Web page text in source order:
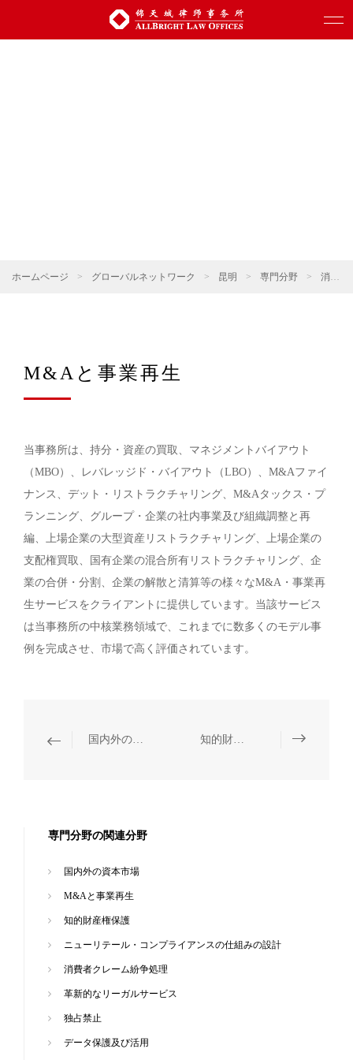
ホームページ > グローバルネットワーク > 昆明 > 専門分野 > 消費・小売
M&Aと事業再生
当事務所は、持分・資産の買取、マネジメントバイアウト
（MBO）、レバレッジド・バイアウト（LBO）、M&Aファイ
ナンス、デット・リストラクチャリング、M&Aタックス・プ
ランニング、グループ・企業の社内事業及び組織調整と再
編、上場企業の大型資産リストラクチャリング、上場企業の
支配権買取、国有企業の混合所有リストラクチャリング、企
業の合併・分割、企業の解散と清算等の様々なM&A・事業再
生サービスをクライアントに提供しています。当該サービス
は当事務所の中核業務領域で、これまでに数多くのモデル事
例を完成させ、市場で高く評価されています。
国内外の資本市場 知的財産権保護
専門分野の関連分野
国内外の資本市場
M&Aと事業再生
知的財産権保護
ニューリテール・コンプライアンスの仕組みの設計
消費者クレーム紛争処理
革新的なリーガルサービス
独占禁止
データ保護及び活用